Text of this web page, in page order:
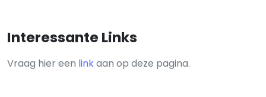
Interessante Links
Vraag hier een linkaan op deze pagina.